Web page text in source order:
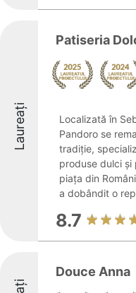
Laureați
Patiseria
Localizată în
Pandoro se
tradiție,
produse dulci și
piața din
a dobândit o
8.7
Douce Anna